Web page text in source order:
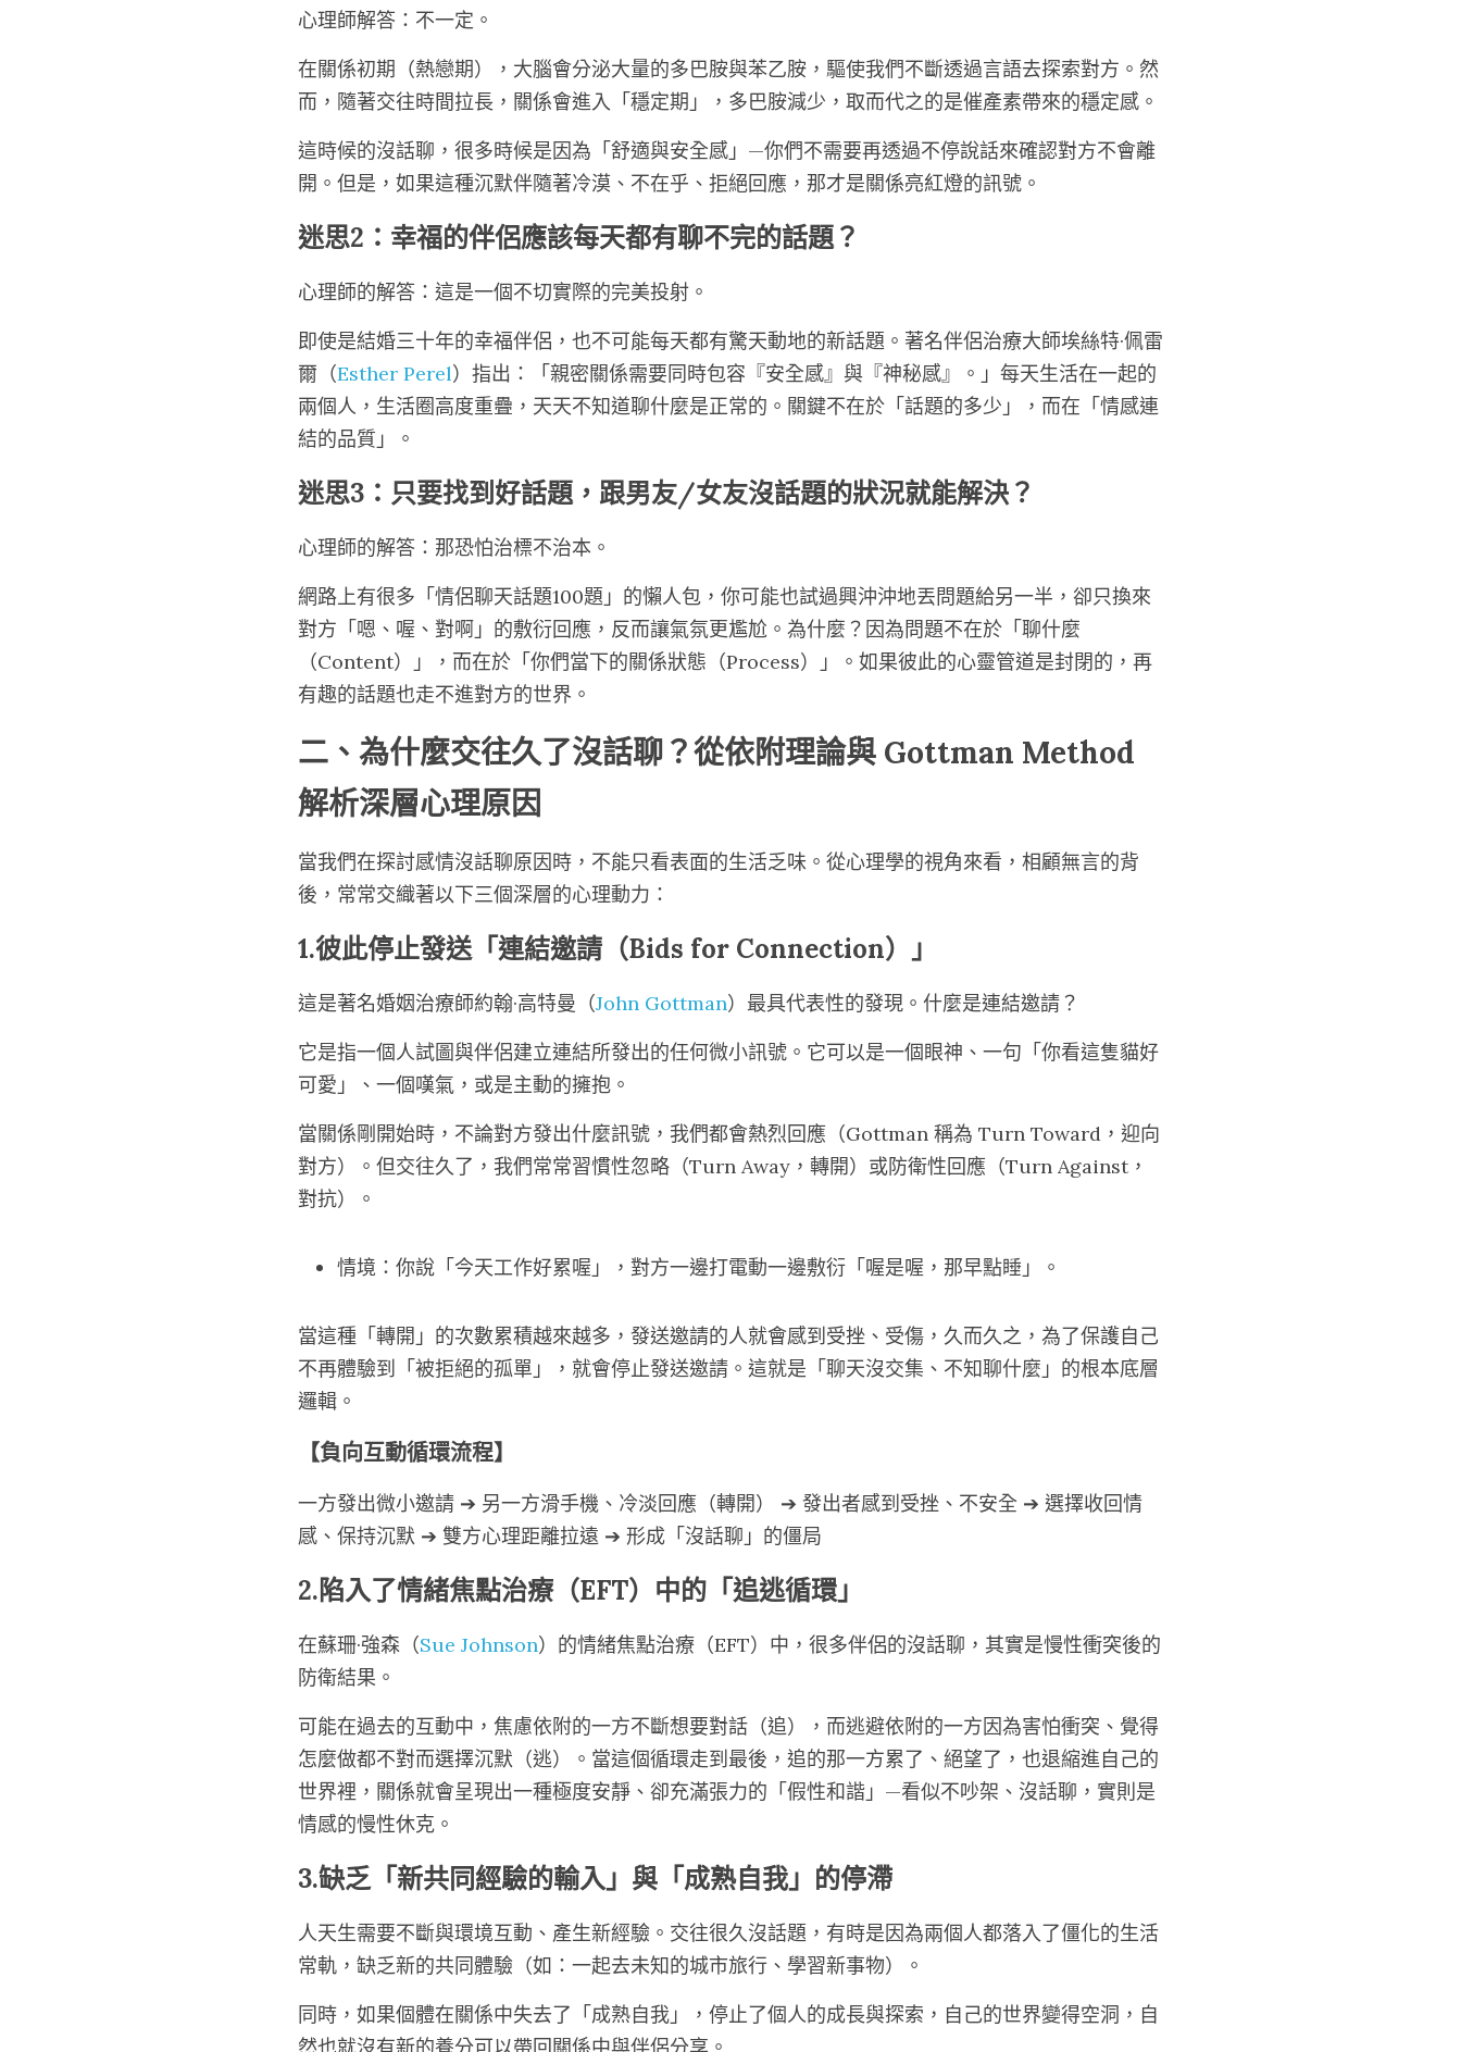
心理師解答：不一定。
在關係初期（熱戀期），大腦會分泌大量的多巴胺與苯乙胺，驅使我們不斷透過言語去探索對方。然
而，隨著交往時間拉長，關係會進入「穩定期」，多巴胺減少，取而代之的是催產素帶來的穩定感。
這時候的沒話聊，很多時候是因為「舒適與安全感」—你們不需要再透過不停說話來確認對方不會離
開。但是，如果這種沉默伴隨著冷漠、不在乎、拒絕回應，那才是關係亮紅燈的訊號。
迷思2：幸福的伴侶應該每天都有聊不完的話題？
心理師的解答：這是一個不切實際的完美投射。
即使是結婚三十年的幸福伴侶，也不可能每天都有驚天動地的新話題。著名伴侶治療大師埃絲特·佩雷
爾（Esther Perel）指出：「親密關係需要同時包容『安全感』與『神秘感』。」每天生活在一起的
兩個人，生活圈高度重疊，天天不知道聊什麼是正常的。關鍵不在於「話題的多少」，而在「情感連
結的品質」。
迷思3：只要找到好話題，跟男友/女友沒話題的狀況就能解決？
心理師的解答：那恐怕治標不治本。
網路上有很多「情侶聊天話題100題」的懶人包，你可能也試過興沖沖地丟問題給另一半，卻只換來
對方「嗯、喔、對啊」的敷衍回應，反而讓氣氛更尷尬。為什麼？因為問題不在於「聊什麼
（Content）」，而在於「你們當下的關係狀態（Process）」。如果彼此的心靈管道是封閉的，再
有趣的話題也走不進對方的世界。
二、為什麼交往久了沒話聊？從依附理論與 Gottman Method
解析深層心理原因
當我們在探討感情沒話聊原因時，不能只看表面的生活乏味。從心理學的視角來看，相顧無言的背
後，常常交織著以下三個深層的心理動力：
1.彼此停止發送「連結邀請（Bids for Connection）」
這是著名婚姻治療師約翰·高特曼（John Gottman）最具代表性的發現。什麼是連結邀請？
它是指一個人試圖與伴侶建立連結所發出的任何微小訊號。它可以是一個眼神、一句「你看這隻貓好
可愛」、一個嘆氣，或是主動的擁抱。
當關係剛開始時，不論對方發出什麼訊號，我們都會熱烈回應（Gottman 稱為 Turn Toward，迎向
對方）。但交往久了，我們常常習慣性忽略（Turn Away，轉開）或防衛性回應（Turn Against，
對抗）。
情境：你說「今天工作好累喔」，對方一邊打電動一邊敷衍「喔是喔，那早點睡」。
當這種「轉開」的次數累積越來越多，發送邀請的人就會感到受挫、受傷，久而久之，為了保護自己
不再體驗到「被拒絕的孤單」，就會停止發送邀請。這就是「聊天沒交集、不知聊什麼」的根本底層
邏輯。
【負向互動循環流程】
一方發出微小邀請 ➔ 另一方滑手機、冷淡回應（轉開） ➔ 發出者感到受挫、不安全 ➔ 選擇收回情
感、保持沉默 ➔ 雙方心理距離拉遠 ➔ 形成「沒話聊」的僵局
2.陷入了情緒焦點治療（EFT）中的「追逃循環」
在蘇珊·強森（Sue Johnson）的情緒焦點治療（EFT）中，很多伴侶的沒話聊，其實是慢性衝突後的
防衛結果。
可能在過去的互動中，焦慮依附的一方不斷想要對話（追），而逃避依附的一方因為害怕衝突、覺得
怎麼做都不對而選擇沉默（逃）。當這個循環走到最後，追的那一方累了、絕望了，也退縮進自己的
世界裡，關係就會呈現出一種極度安靜、卻充滿張力的「假性和諧」—看似不吵架、沒話聊，實則是
情感的慢性休克。
3.缺乏「新共同經驗的輸入」與「成熟自我」的停滯
人天生需要不斷與環境互動、產生新經驗。交往很久沒話題，有時是因為兩個人都落入了僵化的生活
常軌，缺乏新的共同體驗（如：一起去未知的城市旅行、學習新事物）。
同時，如果個體在關係中失去了「成熟自我」，停止了個人的成長與探索，自己的世界變得空洞，自